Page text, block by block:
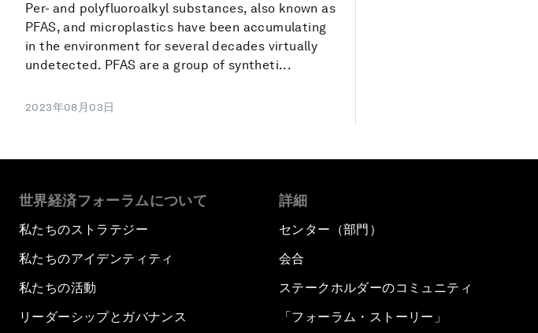
Per- and polyfluoroalkyl substances, also known as
PFAS, and microplastics have been accumulating
in the environment for several decades virtually
undetected. PFAS are a group of syntheti...
2023年08月03日
世界経済フォーラムについて
私たちのストラテジー
私たちのアイデンティティ
私たちの活動
リーダーシップとガバナンス
詳細
センター（部門）
会合
ステークホルダーのコミュニティ
「フォーラム・ストーリー」